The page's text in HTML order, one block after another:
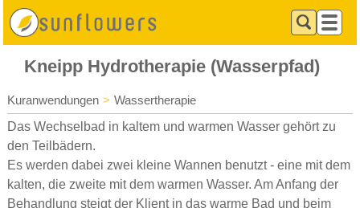
Kneipp Hydrotherapie (Wasserpfad)
Kuranwendungen > Wassertherapie
Das Wechselbad in kaltem und warmen Wasser gehört zu
den Teilbädern.
Es werden dabei zwei kleine Wannen benutzt - eine mit dem
kalten, die zweite mit dem warmen Wasser. Am Anfang der
Behandlung steigt der Klient in das warme Bad und beim